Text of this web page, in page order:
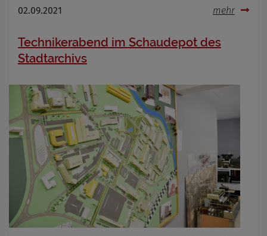
02.09.2021 mehr
Technikerabend im Schaudepot des
Stadtarchivs